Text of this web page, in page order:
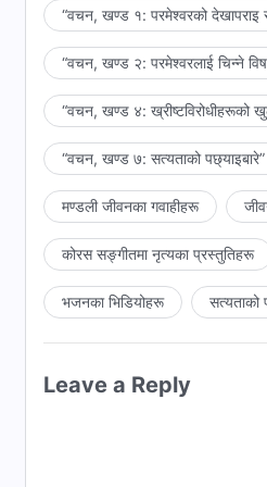
सत्यलाई घृणा गर्नेहरू हुन्।
जसले आफ्नो सारा जीवन शैतानका
व्यक्ति होस् भने तैंले सत्यको
पछि लाग्छस्? यो कस्तो
कुनै मतलब छैन। तेरा बल जति नै
यदि तेरा शक्तिहरू महान् छन् भने
अभ्यास नगर्नेहरू धेरै भएकोले गर्दा
हटाउने काम गर्ने समय हो। अहिले
जसले सत्यको अभ्यास गर्दैन
“वचन, खण्ड १: परमेश्‍वरको देखापराइ
“वचन, खण्ड २: परमेश्‍वरलाई चिन्‍ने
“वचन, खण्ड ४: ख्रीष्टविरोधीहरूको
“वचन, खण्ड ७: सत्यताको पछ्याइबारे”
मण्डली जीवनका गवाहीहरू
कोरस सङ्गीतमा नृत्यका प्रस्तुतिहरू
भजनका भिडियोहरू सत्यताको
Leave a Reply